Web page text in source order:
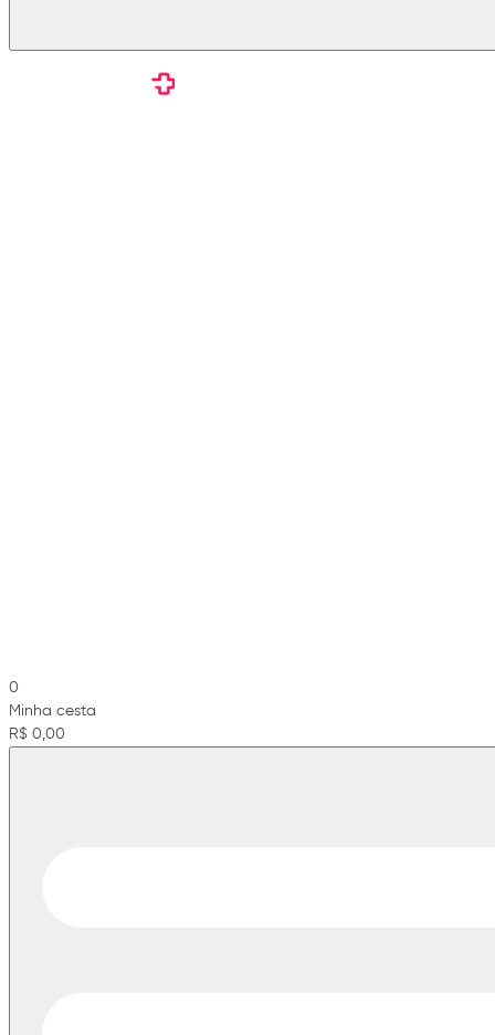
0
Minha cesta
R$ 0,00